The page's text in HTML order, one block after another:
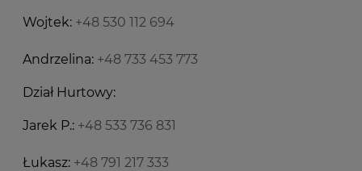
Wojtek: +48 530 112 694
Andrzelina: +48 733 453 773
Dział Hurtowy:
Jarek P.: +48 533 736 831
Łukasz: +48 791 217 333